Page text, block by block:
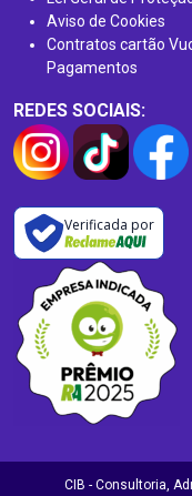
Aviso de Cookies
Contratos cartão
Pagamentos
REDES SOCIAIS:
Verificada por
CIB - Consultoria,